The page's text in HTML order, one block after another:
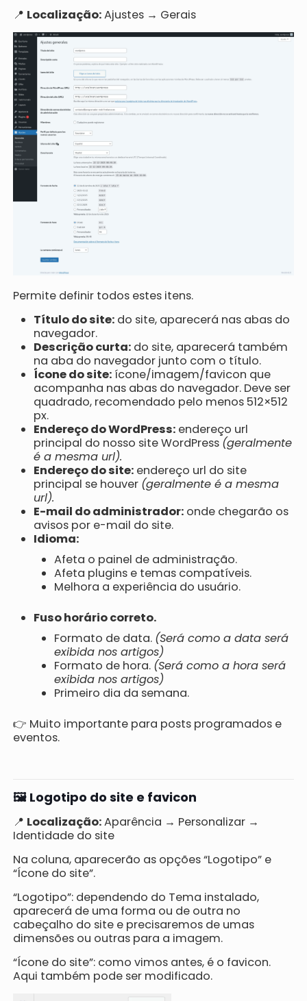
📍 Localização:Ajustes → Gerais
Permite definir todos estes itens.
Título do site: do site, aparecerá nas abas do
navegador.
Descrição curta: do site, aparecerá também
na aba do navegador junto com o título.
Ícone do site: ícone/imagem/favicon que
acompanha nas abas do navegador. Deve ser
quadrado, recomendado pelo menos 512×512
px.
Endereço do WordPress: endereço url
principal do nosso site WordPress (geralmente
é a mesma url).
Endereço do site: endereço url do site
principal se houver (geralmente é a mesma
url).
E-mail do administrador: onde chegarão os
avisos por e-mail do site.
Idioma:
Afeta o painel de administração.
Afeta plugins e temas compatíveis.
Melhora a experiência do usuário.
Fuso horário correto.
Formato de data. (Será como a data será
exibida nos artigos)
Formato de hora. (Será como a hora será
exibida nos artigos)
Primeiro dia da semana.
👉 Muito importante para posts programados e
eventos.
🖼️ Logotipo do site e favicon
📍 Localização:Aparência → Personalizar →
Identidade do site
Na coluna, aparecerão as opções “Logotipo” e
“Ícone do site”.
“Logotipo”: dependendo do Tema instalado,
aparecerá de uma forma ou de outra no
cabeçalho do site e precisaremos de umas
dimensões ou outras para a imagem.
“Ícone do site”: como vimos antes, é o favicon.
Aqui também pode ser modificado.